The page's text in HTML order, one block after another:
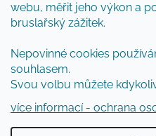
webu, měřit jeho výkon a
bruslařský zážitek.
Nepovinné cookies
souhlasem.
Svou volbu můžete
více informací - ochrana
E-mail
Vložením e-mailu
ochrany osobních údajů
PŘIHLÁSIT SE